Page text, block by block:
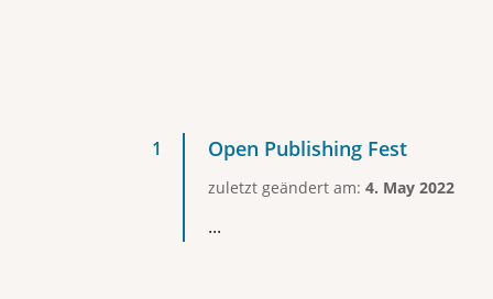
Open Publishing Fest
zuletzt geändert am: 4. May 2022
...